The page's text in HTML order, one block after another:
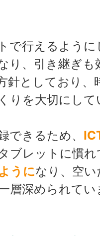
で行えるよう
り、引き継ぎも
針としており、
りを大切にして
できるため、
ブレットに慣
うになり、空
層深められてい